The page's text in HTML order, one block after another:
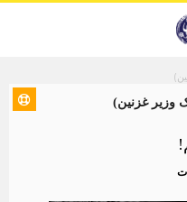
وزیر غزنین)